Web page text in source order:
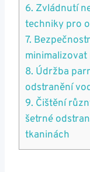
6. ⁣Zvládnutí
techniky pro‍
7.
8. Údržba
odstranění
9. Čištění
šetrné
tkaninách